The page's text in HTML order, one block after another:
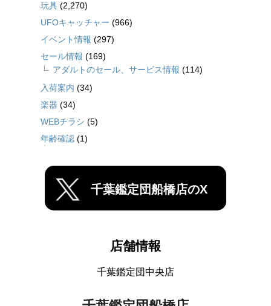
玩具 (2,270)
UFOキャッチャー (966)
イベント情報 (297)
セール情報 (169)
アダルトのセール、サービス情報 (114)
入荷案内 (34)
楽器 (34)
WEBチラシ (5)
年齢確認 (1)
千葉鑑定団船橋店のX
店舗情報
千葉鑑定団中央店